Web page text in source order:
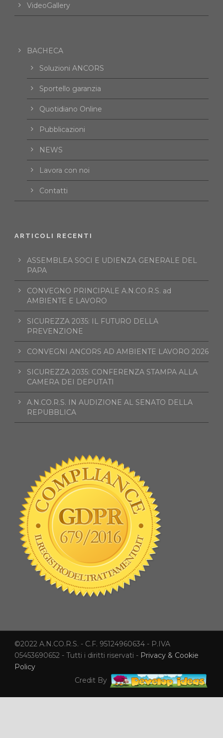
VideoGallery
BACHECA
Soluzioni ANCORS
Sportello garanzia
Quotidiano Online
Pubblicazioni
NEWS
Lavora con noi
Contatti
ARTICOLI RECENTI
ASSEMBLEA SOCI E UDIENZA GENERALE DEL
PAPA
CONVEGNO PRINCIPALE A.N.CO.R.S. ad
AMBIENTE E LAVORO
SICUREZZA 2035: IL FUTURO DELLA
PREVENZIONE
CONVEGNI ANCORS AD AMBIENTE LAVORO 2026
SICUREZZA 2035: CONFERENZA STAMPA ALLA
CAMERA DEI DEPUTATI
A.N.CO.R.S. IN AUDIZIONE AL SENATO DELLA
REPUBBLICA
©2022 A.N.CO.R.S. - C.F. 95124960634 - P.IVA
05453690652 - Tutti i diritti riservati - Privacy & Cookie
Policy
Credit By